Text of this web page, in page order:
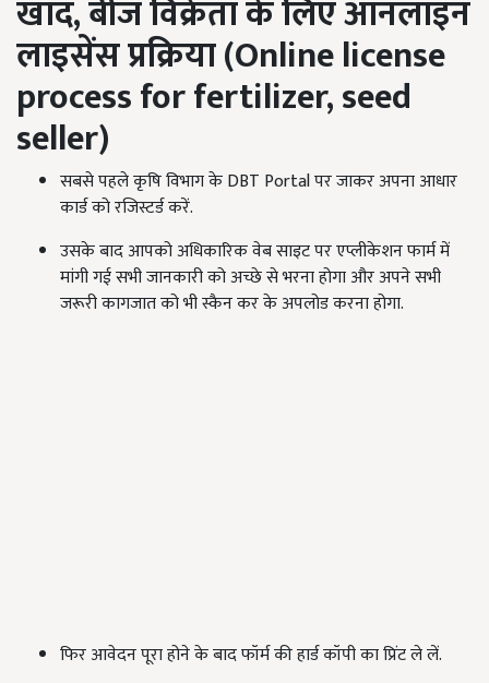
खाद,बीज विक्रेता के लिए ऑनलाइन
लाइसेंसप्रक्रिया (Online license
process for fertilizer, seed
seller)
सबसे पहले कृषि विभाग केDBT Portalपर जाकर अपना आधार
कार्ड को रजिस्टर्ड करें.
उसके बाद आपको अधिकारिक वेब साइट पर एप्लीकेशन फार्म में
मांगी गई सभी जानकारी को अच्छे से भरना होगा और अपने सभी
जरूरी कागजात को भी स्कैन कर के अपलोड करना होगा.
फिर आवेदन पूरा होने के बादफॉर्म कीहार्ड कॉपी का प्रिंट ले लें.